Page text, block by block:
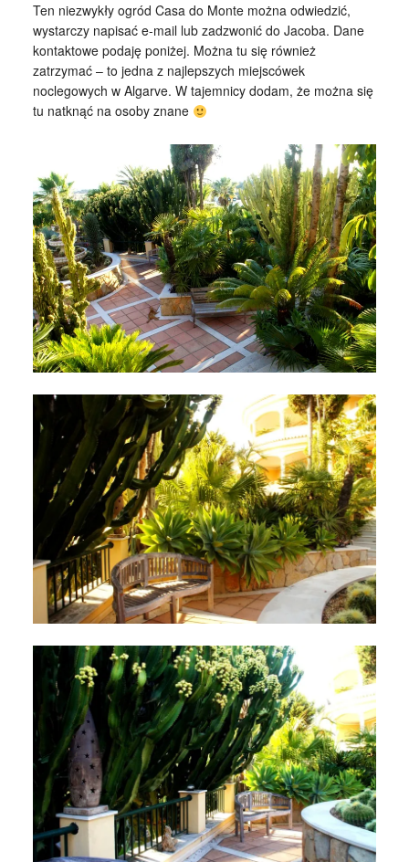
Ten niezwykły ogród Casa do Monte można odwiedzić,
wystarczy napisać e-mail lub zadzwonić do Jacoba. Dane
kontaktowe podaję poniżej. Można tu się również
zatrzymać – to jedna z najlepszych miejscówek
noclegowych w Algarve. W tajemnicy dodam, że można się
tu natknąć na osoby znane